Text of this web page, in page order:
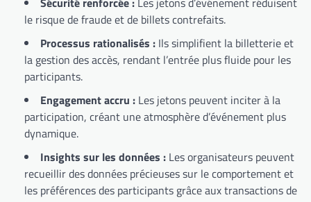
le risque de fraude et de billets contrefaits.
Processus rationalisés : Ils simplifient la billetterie et
la gestion des accès, rendant l’entrée plus fluide pour les
participants.
Engagement accru : Les jetons peuvent inciter à la
participation, créant une atmosphère d’événement plus
dynamique.
Insights sur les données : Les organisateurs peuvent
recueillir des données précieuses sur le comportement et
les préférences des participants grâce aux transactions de